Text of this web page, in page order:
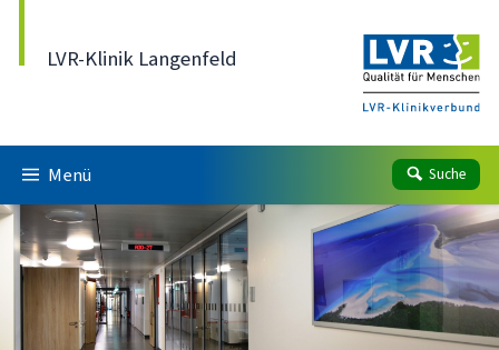
LVR-Klinik Langenfeld
Menü Suche